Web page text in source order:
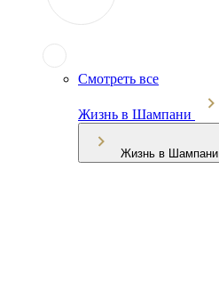
Смотреть все
Жизнь в Шампани
Жизнь в Шампани